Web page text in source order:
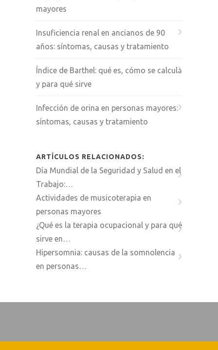
mayores
Insuficiencia renal en ancianos de 90
años: síntomas, causas y tratamiento
Índice de Barthel: qué es, cómo se calcula
y para qué sirve
Infección de orina en personas mayores:
síntomas, causas y tratamiento
ARTÍCULOS RELACIONADOS:
Día Mundial de la Seguridad y Salud en el
Trabajo:…
Actividades de musicoterapia en
personas mayores
¿Qué es la terapia ocupacional y para qué
sirve en…
Hipersomnia: causas de la somnolencia
en personas…